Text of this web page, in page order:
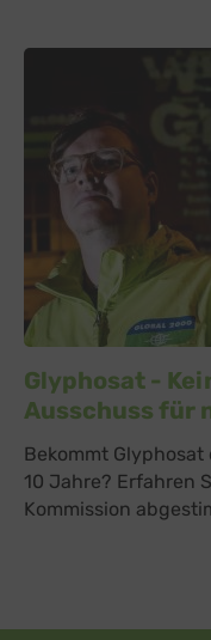
Glyphosat -
Ausschuss für
Bekommt
10 Jahre? Erfahren
Kommission